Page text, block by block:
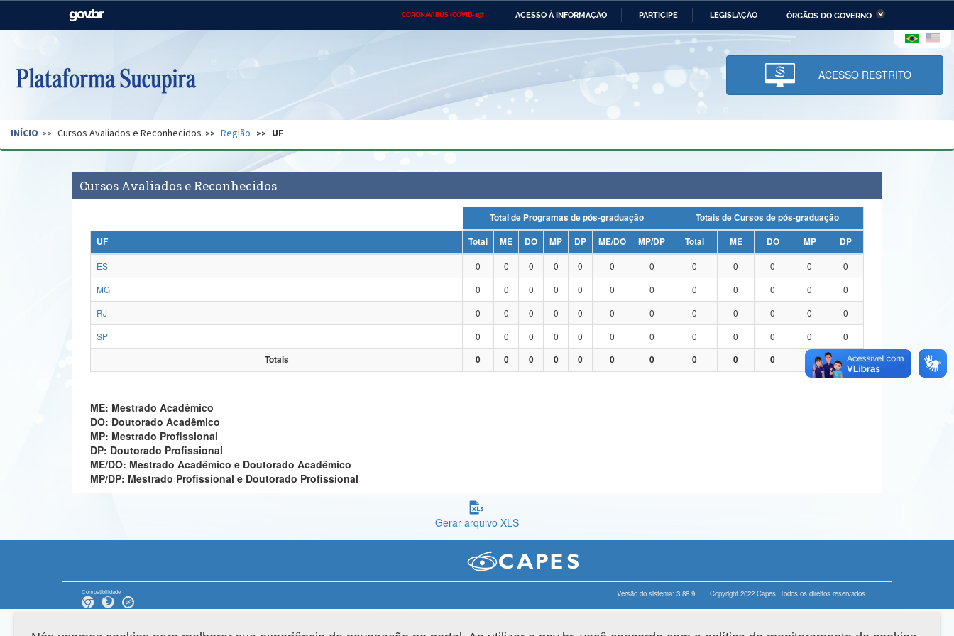
CORONAVÍRUS (COVID-19) ACESSO À INFORMAÇÃO PARTICIPE LEGISLAÇÃO ÓRGÃOS DO GOVERNO
Casa Civil Ministério das Relações Ministério da Economia Ministério da Infraestrutura
Pecuária e Abastecimento
Ministério da Ciência,
Tecnologia, Inovações e
Comunicações
Ministério do Desenvolvimento
Regional e dos Direitos Humanos
Secretaria de Governo Gabinete de Segurança Advocacia-Geral da União Banco Central do Brasil Planalto
ACESSO RESTRITO
INÍCIO Cursos Avaliados e Reconhecidos Região UF
Cursos Avaliados e Reconhecidos
Total de Programas de pós-graduação
Totais de Cursos de pós-graduação
UF
Total ME DO MP DP ME/DO MP/DP Total ME DO MP
DP
ES
0 0 0 0 0 0 0 0 0 0 0
0
MG
0 0 0 0 0 0 0 0 0 0 0
0
RJ
0 0 0 0 0 0 0 0 0 0 0
0
SP
0 0 0 0 0 0 0 0 0 0 0
0
Totais
0 0 0 0 0 0 0 0 0 0 0
ME: Mestrado Acadêmico
DO: Doutorado Acadêmico
MP: Mestrado Profissional
DP: Doutorado Profissional
ME/DO: Mestrado Acadêmico e Doutorado Acadêmico
MP/DP: Mestrado Profissional e Doutorado Profissional
Gerar arquivo XLS
Compatibilidade Versão do sistema: 3.88.9 Copyright 2022 Capes. Todos os direitos reservados.